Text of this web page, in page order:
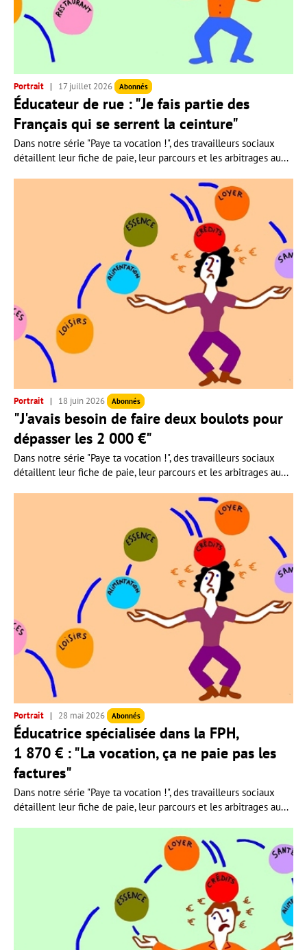
Portrait 17 juillet 2026 Abonnés
Éducateur de rue : "Je fais partie des
Français qui se serrent la ceinture"
Dans notre série "Paye ta vocation !", des travailleurs sociaux
détaillent leur fiche de paie, leur parcours et les arbitrages au...
Portrait 18 juin 2026 Abonnés
"J'avais besoin de faire deux boulots pour
dépasser les 2 000 €"
Dans notre série "Paye ta vocation !", des travailleurs sociaux
détaillent leur fiche de paie, leur parcours et les arbitrages au...
Portrait 28 mai 2026 Abonnés
Éducatrice spécialisée dans la FPH,
1 870 € : "La vocation, ça ne paie pas les
factures"
Dans notre série "Paye ta vocation !", des travailleurs sociaux
détaillent leur fiche de paie, leur parcours et les arbitrages au...